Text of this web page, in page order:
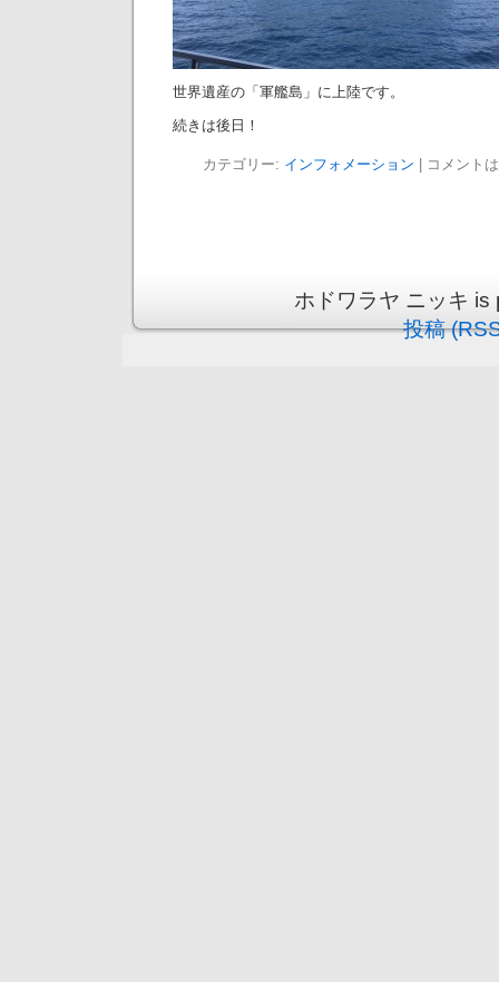
世界遺産の「軍艦島」に上陸です。
続きは後日！
カテゴリー: インフォメーション コメント
ホドワラヤ ニッキ
投稿